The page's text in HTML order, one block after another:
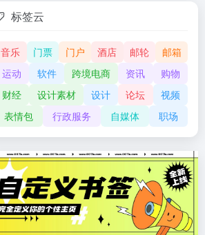
标签云
音乐 门票 门户 酒店 邮轮
邮箱
运动
软件 跨境电商 资讯
购物
财经
设计素材 设计 论坛
视频
表情包
行政服务 自媒体 职场